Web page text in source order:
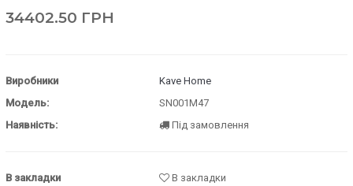
34402.50 ГРН
Виробники
Kave Home
Модель:
SN001M47
Наявність:
Під замовлення
В закладки
В закладки